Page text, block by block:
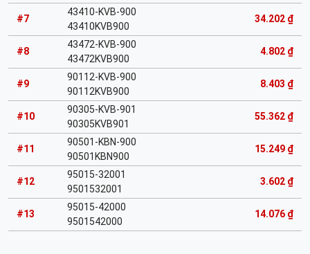
#7
43410-KVB-900
43410KVB900
34.202 ₫
#8
43472-KVB-900
43472KVB900
4.802 ₫
#9
90112-KVB-900
90112KVB900
8.403 ₫
#10
90305-KVB-901
90305KVB901
55.362 ₫
#11
90501-KBN-900
90501KBN900
15.249 ₫
#12
95015-32001
9501532001
3.602 ₫
#13
95015-42000
9501542000
14.076 ₫